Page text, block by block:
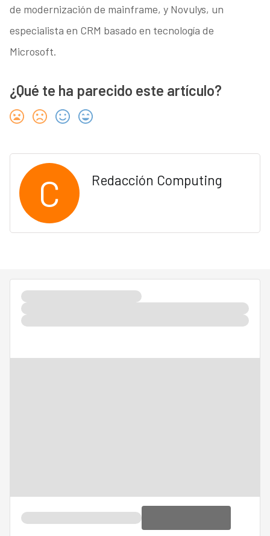
de modernización de mainframe, y Novulys, un
especialista en CRM basado en tecnología de
Microsoft.
¿Qué te ha parecido este artículo?
C Redacción Computing